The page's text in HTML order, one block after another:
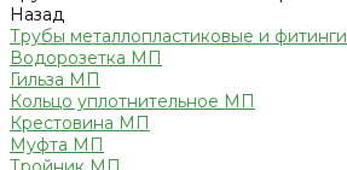
Назад
Трубы металлопластиковые и фитинги
Водорозетка МП
Гильза МП
Кольцо уплотнительное МП
Крестовина МП
Муфта МП